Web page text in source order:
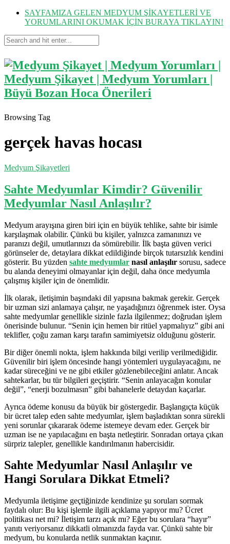
SAYFAMIZA GELEN MEDYUM ŞİKAYETLERİ VE
YORUMLARINI OKUMAK İÇİN BURAYA TIKLAYIN!
Browsing Tag
gerçek havas hocası
Medyum Şikayetleri
Sahte Medyumlar Kimdir? Güvenilir
Medyumlar Nasıl Anlaşılır?
Medyum arayışına giren biri için en büyük tehlike, sahte bir isimle
karşılaşmak olabilir. Çünkü bu kişiler, yalnızca zamanınızı ve
paranızı değil, umutlarınızı da sömürebilir. İlk başta güven verici
görünseler de, detaylara dikkat edildiğinde birçok tutarsızlık kendini
gösterir. Bu yüzden sahte medyumlar nasıl anlaşılır sorusu, sadece
bu alanda deneyimi olmayanlar için değil, daha önce medyumla
çalışmış kişiler için de önemlidir.
İlk olarak, iletişimin başındaki dil yapısına bakmak gerekir. Gerçek
bir uzman sizi anlamaya çalışır, ne yaşadığınızı öğrenmek ister. Oysa
sahte medyumlar genellikle sizinle fazla ilgilenmez; doğrudan işlem
önerisinde bulunur. “Senin için hemen bir ritüel yapmalıyız” gibi ani
teklifler, çoğu zaman karşı tarafın samimiyetsiz olduğunu gösterir.
Bir diğer önemli nokta, işlem hakkında bilgi verilip verilmediğidir.
Güvenilir biri işlem öncesinde hangi yöntemleri uygulayacağını, ne
kadar süreceğini ve ne gibi etkiler gözlenebileceğini anlatır. Ancak
sahtekarlar, bu tür bilgileri geçiştirir. “Senin anlayacağın konular
değil”, “enerji bozulmasın” gibi bahanelerle detaydan kaçarlar.
Ayrıca ödeme konusu da büyük bir göstergedir. Başlangıçta küçük
bir ücret talep eden sahte medyumlar, işlem başladıktan sonra sürekli
yeni sorunlar çıkararak ödeme istemeye devam eder. Gerçek bir
uzman ise ne yapılacağını en başta netleştirir. Sonradan ortaya çıkan
sürpriz talepler, genellikle kandırılmanın habercisidir.
Sahte Medyumlar Nasıl Anlaşılır ve
Hangi Sorulara Dikkat Etmeli?
Medyumla iletişime geçtiğinizde kendinize şu soruları sormak
faydalı olur: Bu kişi işlemle ilgili açıklama yapıyor mu? Ücret
politikası net mi? İletişim tarzı açık mı? Eğer bu sorulara “hayır”
yanıtı veriyorsanız dikkatli olmanızda fayda var. Çünkü sahte bir
medyum, bu konularda netlik sunmaktan kaçınır.